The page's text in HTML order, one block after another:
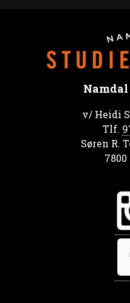
v/ Heidi
Tlf.
Søren R.